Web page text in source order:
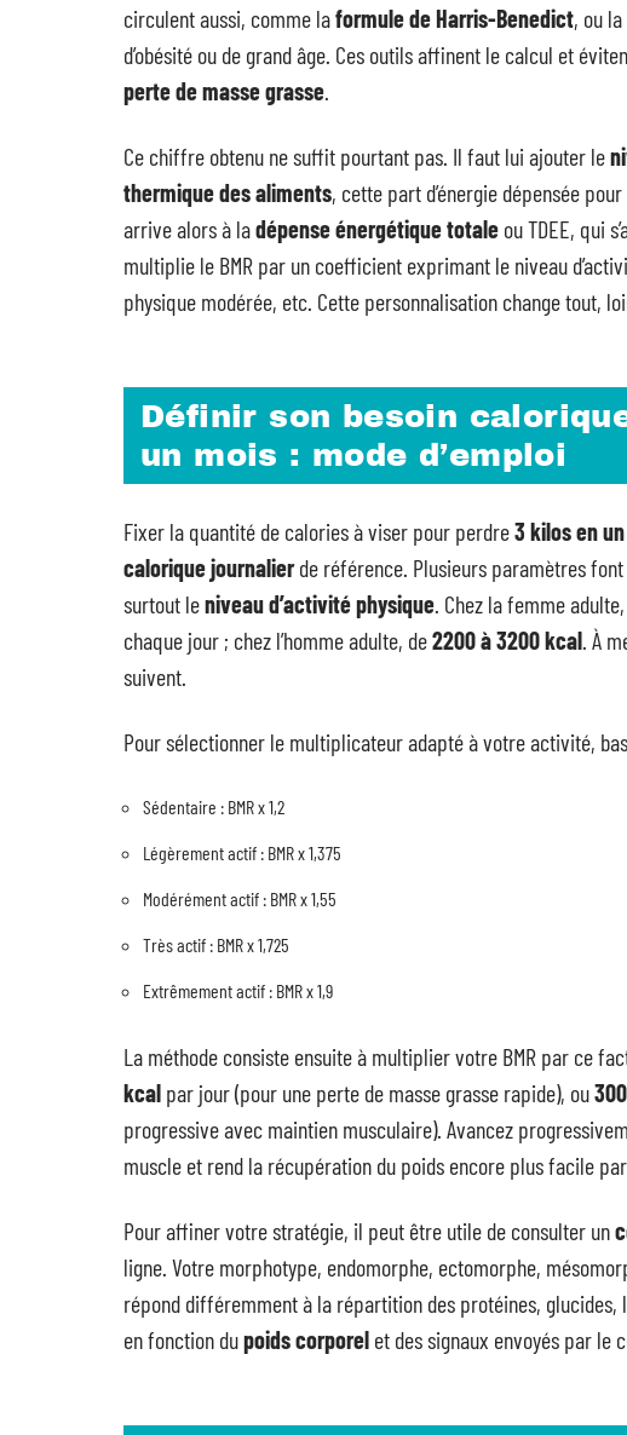
circulent aussi, comme laformule de Harris-Benedict, ou la
d’obésité ou de grand âge. Ces outils affinent le calcul et
perte de masse grasse.
Ce chiffre obtenu ne suffit pourtant pas. Il faut lui ajouter le
thermique des aliments, cette part d’énergie dépensée
arrive alors à ladépense énergétique totale ou TDEE, qui
multiplie le BMR par un coefficient exprimant le niveau
physique modérée, etc. Cette personnalisation change tout,
Définir son besoin
un mois : mode d’emploi
Fixer la quantité de calories à viser pour perdre3 kilos en
calorique journalierde référence. Plusieurs paramètres
surtout leniveau d’activité physique. Chez la femme
chaque jour ; chez l’homme adulte, de2200 à 3200 kcal. À
suivent.
Pour sélectionner le multiplicateur adapté à votre activité,
Sédentaire : BMR x 1,2
Légèrement actif : BMR x 1,375
Modérément actif : BMR x 1,55
Très actif : BMR x 1,725
Extrêmement actif : BMR x 1,9
La méthode consiste ensuite à multiplier votre BMR par ce
kcal par jour (pour une perte de masse grasse rapide), ou
progressive avec maintien musculaire). Avancez
muscle et rend la récupération du poids encore plus facile
Pour affiner votre stratégie, il peut être utile de consulter un
ligne. Votre morphotype, endomorphe, ectomorphe,
répond différemment à la répartition des protéines, glucides,
en fonction dupoids corporel et des signaux envoyés par le